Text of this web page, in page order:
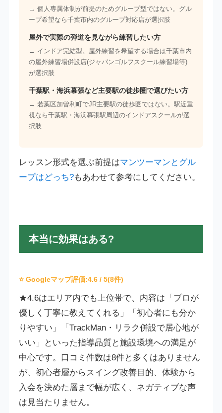
→ 個人専属体制が前提のためグループ型ではない。グル
ープ希望なら千葉市内のグループ対応店が選択肢
屋外で実際の弾道を見ながら練習したい方
→ インドア完結型。屋外練習を希望する場合は千葉市内
の屋外練習場併設店(ジャパンゴルフスクール練習場等)
が選択肢
千葉駅・海浜幕張など主要駅の徒歩圏で選びたい方
→ 若葉区加曽利町でJR主要駅の徒歩圏ではない。駅近重
視なら千葉駅・海浜幕張駅周辺のインドアスクールが選
択肢
レッスン形式を選ぶ前提はマンツーマンとグル
ープはどっち?もあわせて参考にしてください。
本当に効果はある?
⭐ Googleマップ評価:4.6/ 5(8件)
★4.6はエリア内でも上位帯で、内容は「プロが
優しく丁寧に教えてくれる」「初心者にも分か
りやすい」「TrackMan・リラク併設で居心地が
いい」といった指導品質と施設環境への満足が
中心です。口コミ件数は8件と多くはありません
が、初心者層からスイング改善目的、体験から
入会を決めた層まで幅が広く、ネガティブな声
は見当たりません。